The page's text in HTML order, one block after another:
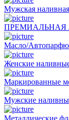
Мужская
ПРЕМИАЛЬНАЯ
Масло/
Женские
Маркированные
Мужские
Металлические